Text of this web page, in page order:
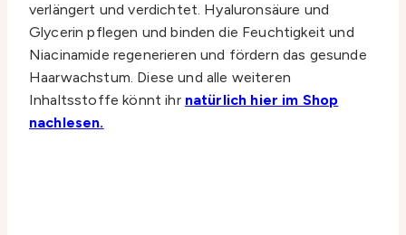
verlängert und verdichtet. Hyaluronsäure und
Glycerin pflegen und binden die Feuchtigkeit und
Niacinamide regenerieren und fördern das gesunde
Haarwachstum. Diese und alle weiteren
Inhaltsstoffe könnt ihr natürlich hier im Shop
nachlesen.